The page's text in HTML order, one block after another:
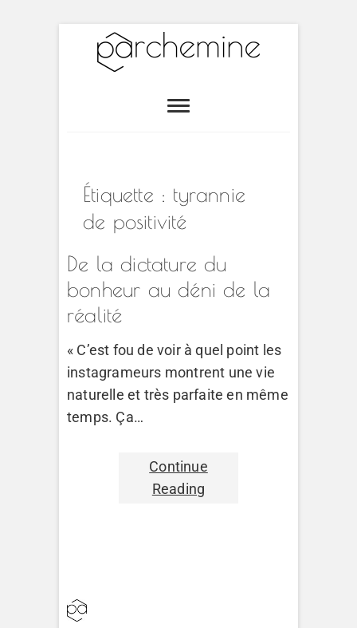
Parchemine
RESSOURCES EN ART-THÉRAPIE
Étiquette : tyrannie
de positivité
De la dictature du
bonheur au déni de la
réalité
« C’est fou de voir à quel point les
instagrameurs montrent une vie
naturelle et très parfaite en même
temps. Ça…
Continue
Reading